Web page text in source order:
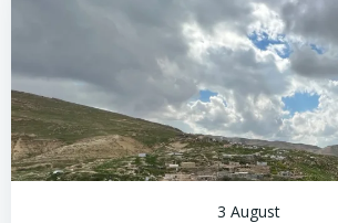
3 August